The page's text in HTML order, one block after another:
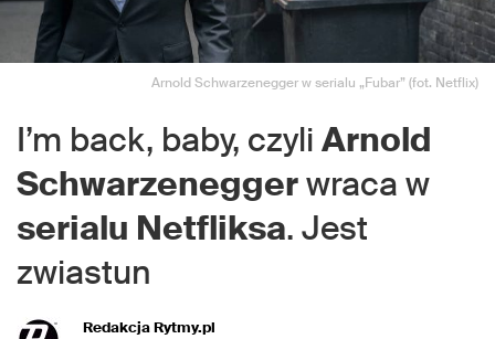
Arnold Schwarzenegger w serialu „Fubar” (fot. Netflix)
I’m back, baby, czyli Arnold
Schwarzeneggerwraca w
serialu Netfliksa. Jest
zwiastun
Redakcja Rytmy.pl